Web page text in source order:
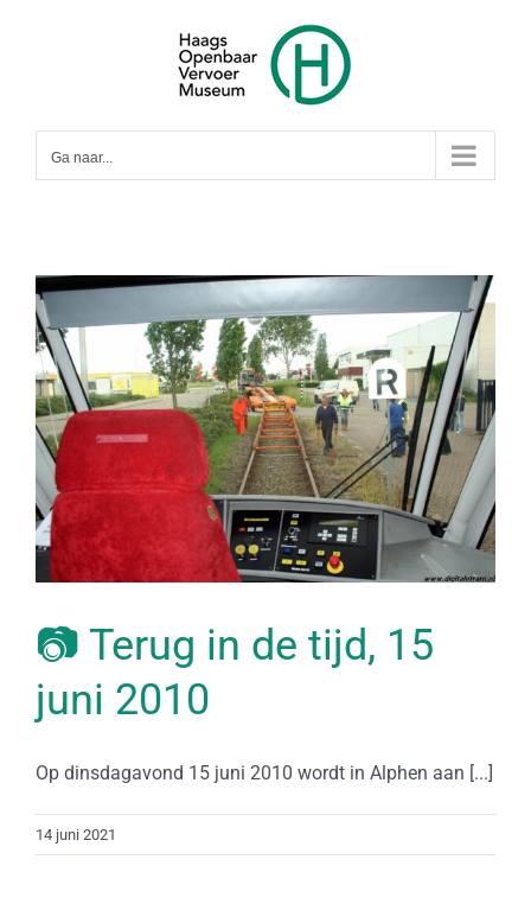
Ga naar...
📷 Terug in de tijd, 15
juni 2010
Op dinsdagavond 15 juni 2010 wordt in Alphen aan [...]
14 juni 2021